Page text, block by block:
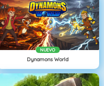
NUEVO
Dynamons World